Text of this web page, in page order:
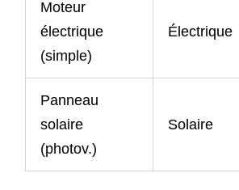
Moteur
électrique
(simple)
Électrique
Panneau
solaire
(photov.)
Solaire